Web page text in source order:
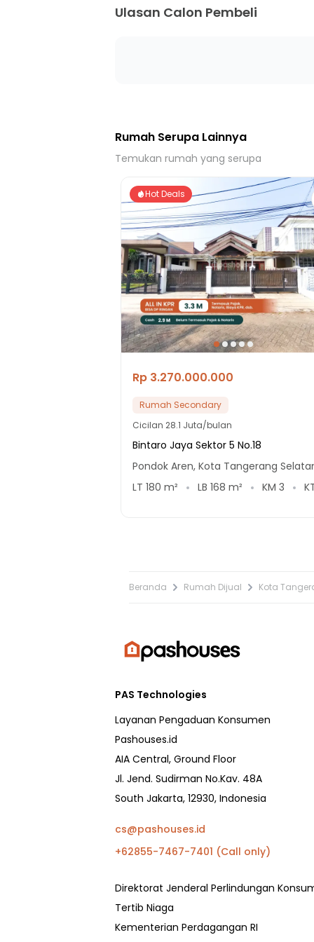
Ulasan Calon Pembeli
Rumah Serupa Lainnya
Temukan rumah yang serupa
Hot Deals
Rp 3.270.000.000
Rumah Secondary
Cicilan 28.1 Juta/bulan
Bintaro Jaya Sektor 5 No.18
Pondok Aren, Kota Tangerang
LT 180 m² LB 168 m² KM 3
Beranda Rumah Dijual Kota
PAS Technologies
Layanan Pengaduan Konsumen
Pashouses.id
AIA Central, Ground Floor
Jl. Jend. Sudirman No.Kav. 48A
South Jakarta, 12930, Indonesia
cs@pashouses.id
+62855-7467-7401 (Call only)
Direktorat Jenderal Perlindungan
Tertib Niaga
Kementerian Perdagangan RI